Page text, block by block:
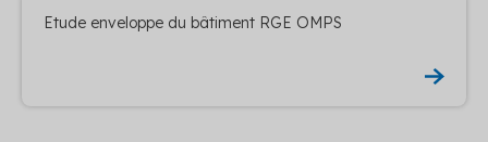
Etude enveloppe du bâtiment RGE OMPS